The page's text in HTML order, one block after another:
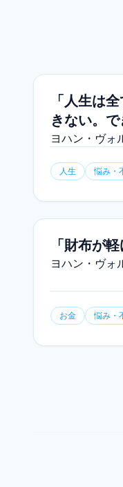
「人生は
きない。
ヨハン・ヴォ
人生 悩み・
「財布が
ヨハン・ヴォ
お金 悩み・